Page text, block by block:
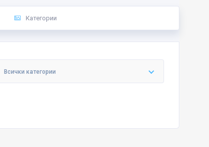
Категории
Всички категории